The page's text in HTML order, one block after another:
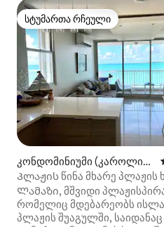
სტუმართა რჩეული
სტუმართა რჩეული
კონდომინიუმი (კაროლინ
ა)
Პლაჟის წინა მხარე პლაჟის
ყველა ფანჯრიდან.
Ლამაზი, მშვიდი
რომელიც მდებარეობს
პლაჟის შუაგულში,